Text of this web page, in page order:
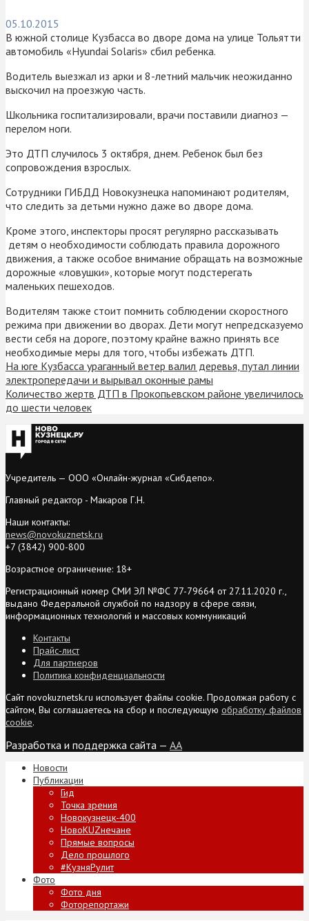
05.10.2015
В южной столице Кузбасса во дворе дома на улице Тольятти
автомобиль «Hyundai Solaris» сбил ребенка.
Водитель выезжал из арки и 8-летний мальчик неожиданно
выскочил на проезжую часть.
Школьника госпитализировали, врачи поставили диагноз —
перелом ноги.
Это ДТП случилось 3 октября, днем. Ребенок был без
сопровождения взрослых.
Сотрудники ГИБДД Новокузнецка напоминают родителям,
что следить за детьми нужно даже во дворе дома.
Кроме этого, инспекторы просят регулярно рассказывать
детям о необходимости соблюдать правила дорожного
движения, а также особое внимание обращать на возможные
дорожные «ловушки», которые могут подстерегать
маленьких пешеходов.
Водителям также стоит помнить соблюдении скоростного
режима при движении во дворах. Дети могут непредсказуемо
вести себя на дороге, поэтому крайне важно принять все
необходимые меры для того, чтобы избежать ДТП.
На юге Кузбасса ураганный ветер валил деревья, путал линии
электропередачи и вырывал оконные рамы
Количество жертв ДТП в Прокопьевском районе увеличилось
до шести человек
Учредитель — ООО «Онлайн-журнал «Сибдепо».
Главный редактор - Макаров Г.Н.
Наши контакты:
news@novokuznetsk.ru
+7 (3842) 900-800
Возрастное ограничение: 18+
Регистрационный номер СМИ ЭЛ №ФС 77-79664 от 27.11.2020 г.,
выдано Федеральной службой по надзору в сфере связи,
информационных технологий и массовых коммуникаций
Контакты
Прайс-лист
Для партнеров
Политика конфиденциальности
Сайт novokuznetsk.ru использует файлы cookie. Продолжая работу с
сайтом, Вы соглашаетесь на сбор и последующую обработку файлов
cookie.
Разработка и поддержка сайта — AA
Новости
Публикации
Гид
Точка зрения
Новокузнецк-400
НовоKUZнечане
Прямые вопросы
Дело прошлого
#КузняРулит
Фото
Фото дня
Фоторепортажи